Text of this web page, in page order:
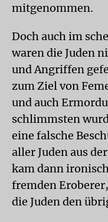
mitgenommen.
Doch auch im
waren die Juden
und Angriffen
zum Ziel von
und auch
schlimmsten
eine falsche
aller Juden aus
kam dann
fremden
die Juden den